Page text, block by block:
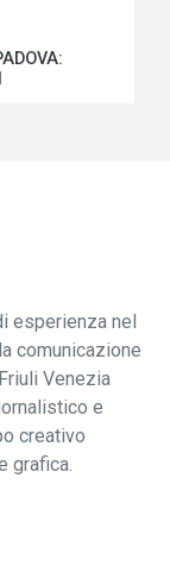
esperienza nel
comunicazione
Venezia
e
creativo
grafica.